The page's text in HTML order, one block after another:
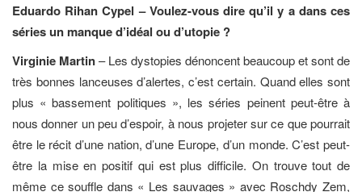
Eduardo Rihan Cypel – Voulez-vous dire qu’il y a dans ces
séries un manque d’idéal ou d’utopie ?
Virginie Martin– Les dystopies dénoncent beaucoup et sont de
très bonnes lanceuses d’alertes, c’est certain. Quand elles sont
plus « bassement politiques », les séries peinent peut-être à
nous donner un peu d’espoir, à nous projeter sur ce que pourrait
être le récit d’une nation, d’une Europe, d’un monde. C’est peut-
être la mise en positif qui est plus difficile. On trouve tout de
même ce souffle dans « Les sauvages » avec Roschdy Zem,